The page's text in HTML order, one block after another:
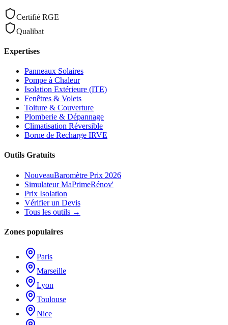
Certifié RGE
Qualibat
Expertises
Panneaux Solaires
Pompe à Chaleur
Isolation Extérieure (ITE)
Fenêtres & Volets
Toiture & Couverture
Plomberie & Dépannage
Climatisation Réversible
Borne de Recharge IRVE
Outils Gratuits
NouveauBaromètre Prix 2026
Simulateur MaPrimeRénov'
Prix Isolation
Vérifier un Devis
Tous les outils →
Zones populaires
Paris
Marseille
Lyon
Toulouse
Nice